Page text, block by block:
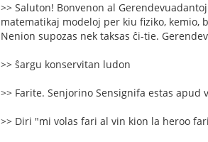
>> Saluton! Bonvenon al
matematikaj modeloj per kiu fiziko,
Nenion supozas nek taksas ĉi-tie.
>> ŝargu konservitan ludon
>> Farite. Senjorino Sensignifa estas
>> Diri "mi volas fari al vin kion la heroo